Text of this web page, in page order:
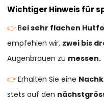
Wichtiger Hinweis für
👉Bei sehr flachen
empfehlen wir, zwei bis
Augenbrauen zu messen.
👉Erhalten Sie eine
stets auf den